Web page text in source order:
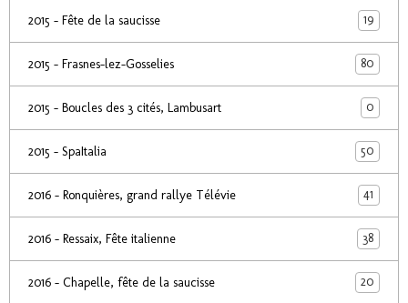
2015 - Fête de la saucisse 19
2015 - Frasnes-lez-Gosselies 80
2015 - Boucles des 3 cités, Lambusart 0
2015 - SpaItalia 50
2016 - Ronquières, grand rallye Télévie 41
2016 - Ressaix, Fête italienne 38
2016 - Chapelle, fête de la saucisse 20